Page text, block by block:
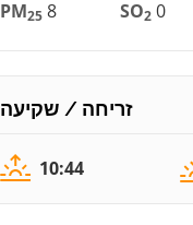
PM25 8 SO2 0
זריחה / שקיעה
10:44